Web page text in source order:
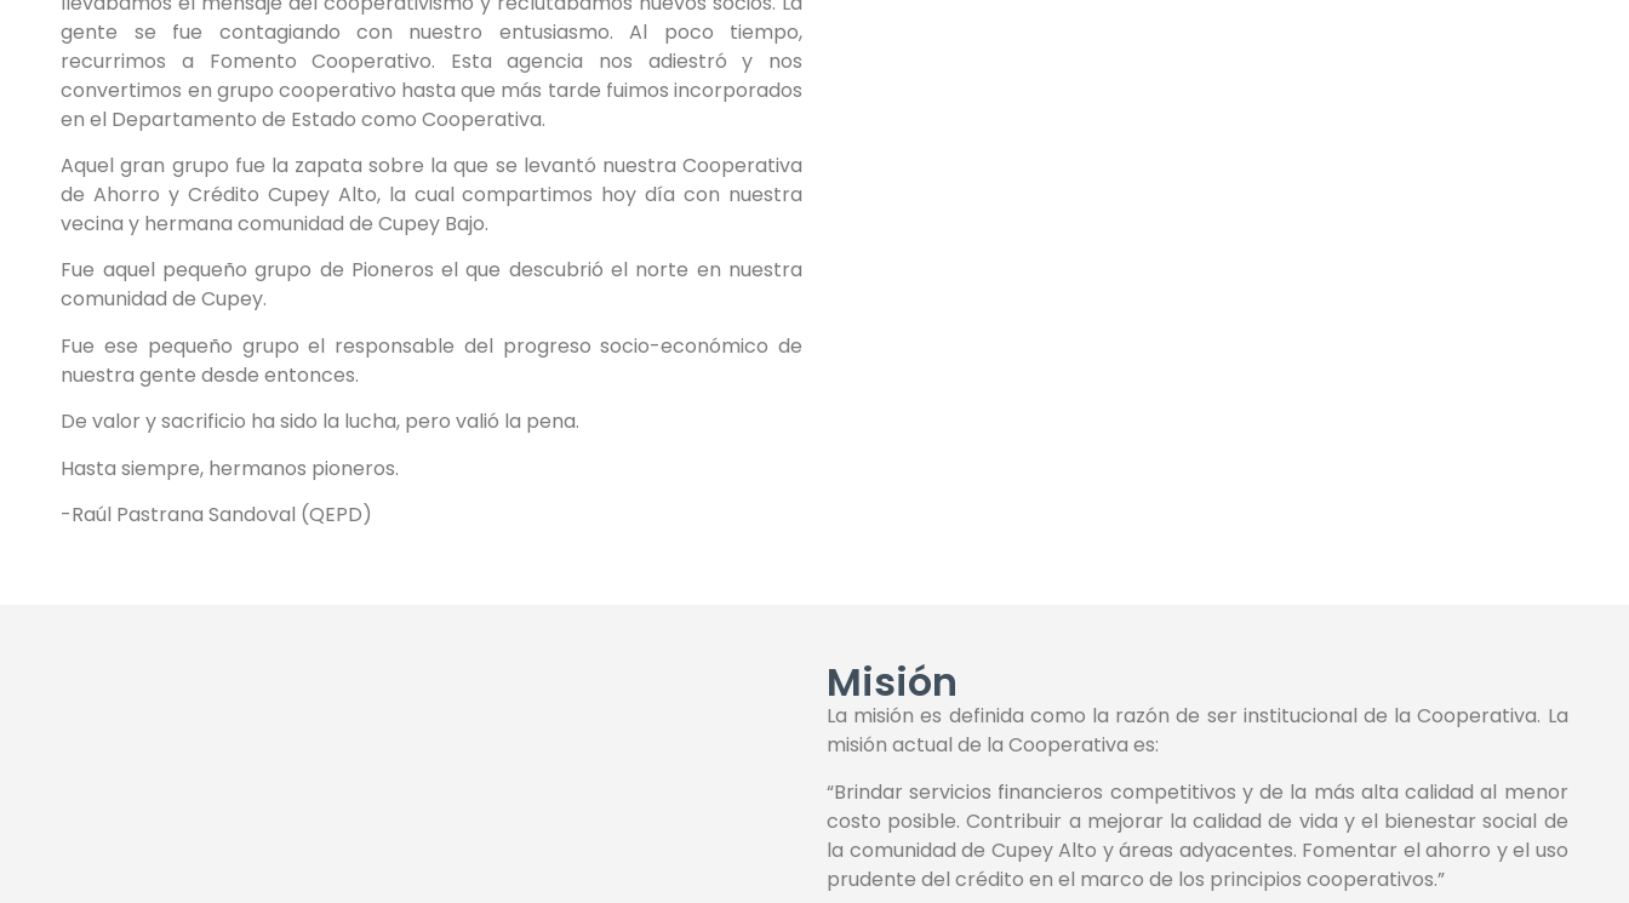
gente se fue contagiando con nuestro entusiasmo. Al poco tiempo,
recurrimos a Fomento Cooperativo. Esta agencia nos adiestró y nos
convertimos en grupo cooperativo hasta que más tarde fuimos incorporados
en el Departamento de Estado como Cooperativa.
Aquel gran grupo fue la zapata sobre la que se levantó nuestra Cooperativa
de Ahorro y Crédito Cupey Alto, la cual compartimos hoy día con nuestra
vecina y hermana comunidad de Cupey Bajo.
Fue aquel pequeño grupo de Pioneros el que descubrió el norte en nuestra
comunidad de Cupey.
Fue ese pequeño grupo el responsable del progreso socio-económico de
nuestra gente desde entonces.
De valor y sacrificio ha sido la lucha, pero valió la pena.
Hasta siempre, hermanos pioneros.
-Raúl Pastrana Sandoval (QEPD)
Misión
La misión es definida como la razón de ser institucional de la Cooperativa. La
misión actual de la Cooperativa es:
“Brindar servicios financieros competitivos y de la más alta calidad al menor
costo posible. Contribuir a mejorar la calidad de vida y el bienestar social de
la comunidad de Cupey Alto y áreas adyacentes. Fomentar el ahorro y el uso
prudente del crédito en el marco de los principios cooperativos.”